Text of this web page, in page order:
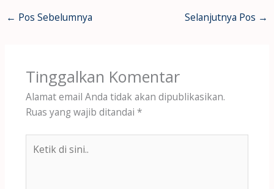
← Pos Sebelumnya Selanjutnya Pos →
Tinggalkan Komentar
Alamat email Anda tidak akan dipublikasikan.
Ruas yang wajib ditandai *